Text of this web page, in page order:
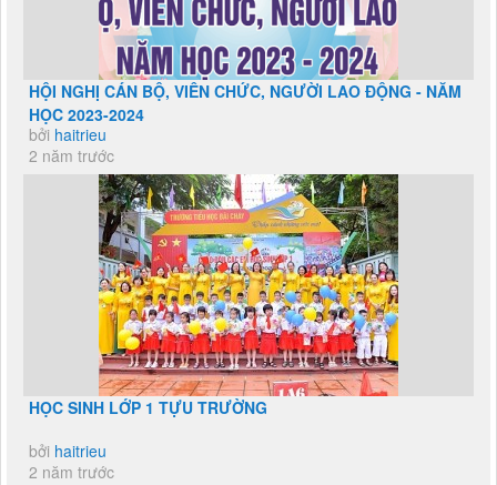
HỘI NGHỊ CÁN BỘ, VIÊN CHỨC, NGƯỜI LAO ĐỘNG - NĂM
HỌC 2023-2024
bởi haitrieu
2 năm trước
HỌC SINH LỚP 1 TỰU TRƯỜNG
bởi haitrieu
2 năm trước